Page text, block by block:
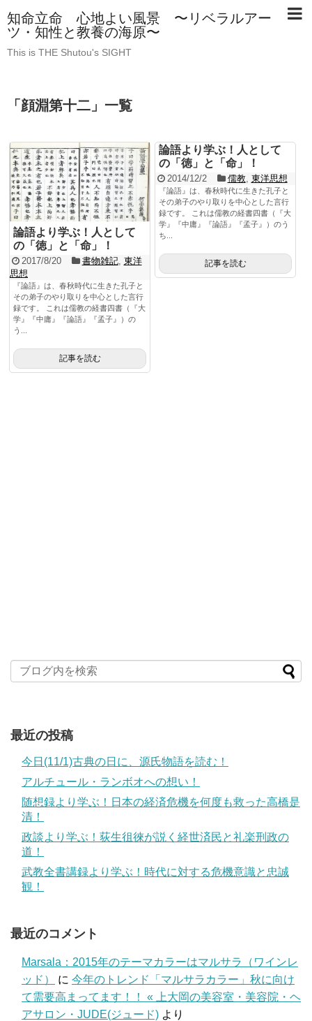
知命立命 心地よい風景 〜リベラルアー
ツ・知性と教養の海原〜
This is THE Shutou's SIGHT
「 顔淵第十二 」 一覧
論語より学ぶ！人として
の「徳」と「命」！
2017/8/20 書物雑記, 東洋
思想
『論語』は、春秋時代に生きた孔子と
その弟子のやり取りを中心とした言行
録です。 これは儒教の経書四書（『大
学』『中庸』『論語』『孟子』）の
う...
記事を読む
論語より学ぶ！人として
の「徳」と「命」！
2014/12/2 儒教, 東洋思想
『論語』は、春秋時代に生きた孔子と
その弟子のやり取りを中心とした言行
録です。 これは儒教の経書四書（『大
学』『中庸』『論語』『孟子』）のう
ち...
記事を読む
最近の投稿
今日(11/1)古典の日に、源氏物語を読む！
アルチュール・ランボオへの想い！
随想録より学ぶ！日本の経済危機を何度も救った高橋是
清！
政談より学ぶ！荻生徂徠が説く経世済民と礼楽刑政の
道！
武教全書講録より学ぶ！時代に対する危機意識と忠誠
観！
最近のコメント
Marsala：2015年のテーマカラーはマルサラ（ワインレ
ッド）
に 今年のトレンド「マルサラカラー」秋に向け
て需要高まってます！！ « 上大岡の美容室・美容院・ヘ
アサロン・JUDE(ジュード) より